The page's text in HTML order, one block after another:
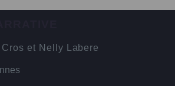
et Nelly Labere